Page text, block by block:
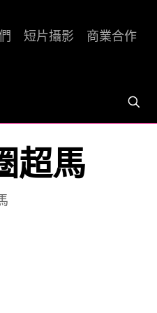
短片攝影 商業合作
超馬